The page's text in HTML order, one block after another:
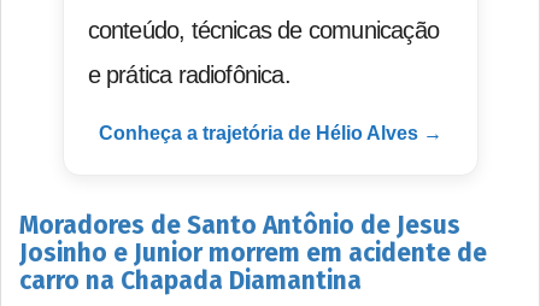
conteúdo, técnicas de comunicação
e prática radiofônica.
Conheça a trajetória de Hélio Alves →
Moradores de Santo Antônio de Jesus
Josinho e Junior morrem em acidente de
carro na Chapada Diamantina